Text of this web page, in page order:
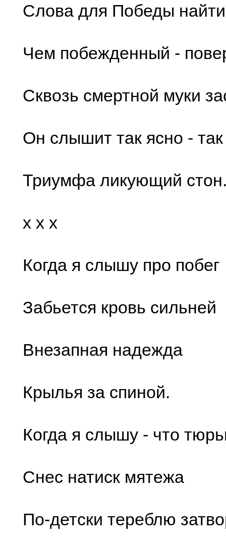
Слова для Победы найти
Чем побежденный -
Сквозь смертной муки
Он слышит так ясно -
Триумфа ликующий
x x x
Когда я слышу про побег
Забьется кровь сильней
Внезапная надежда
Крылья за спиной.
Когда я слышу - что
Снес натиск мятежа
По-детски тереблю